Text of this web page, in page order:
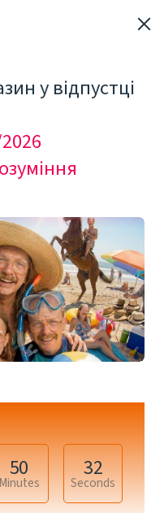
у відпустці
50
Minutes
31
Seconds